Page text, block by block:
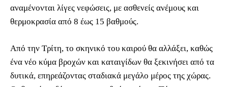
αναμένονται λίγες νεφώσεις, με ασθενείς ανέμους και
θερμοκρασία από 8 έως 15 βαθμούς.
Από την Τρίτη, το σκηνικό του καιρού θα αλλάξει, καθώς
ένα νέο κύμα βροχών και καταιγίδων θα ξεκινήσει από τα
δυτικά, επηρεάζοντας σταδιακά μεγάλο μέρος της χώρας.